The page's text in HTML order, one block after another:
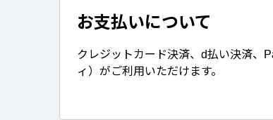
お支払いについて
クレジットカード決済、d払い決済、
ィ）がご利用いただけます。